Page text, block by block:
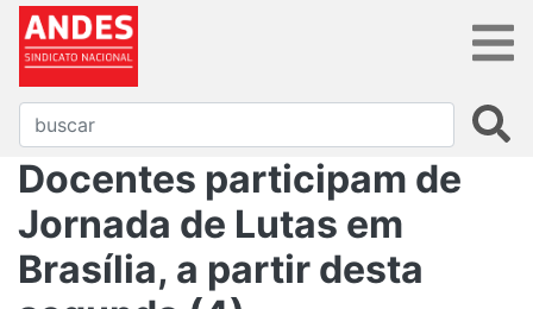
Docentes participam de
Jornada de Lutas em
Brasília, a partir desta